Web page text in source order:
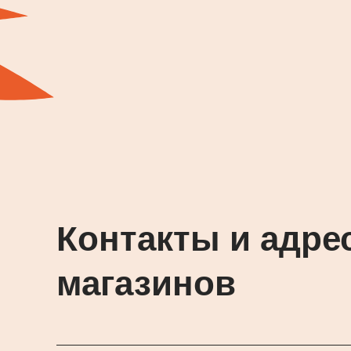
Контакты и
магазинов